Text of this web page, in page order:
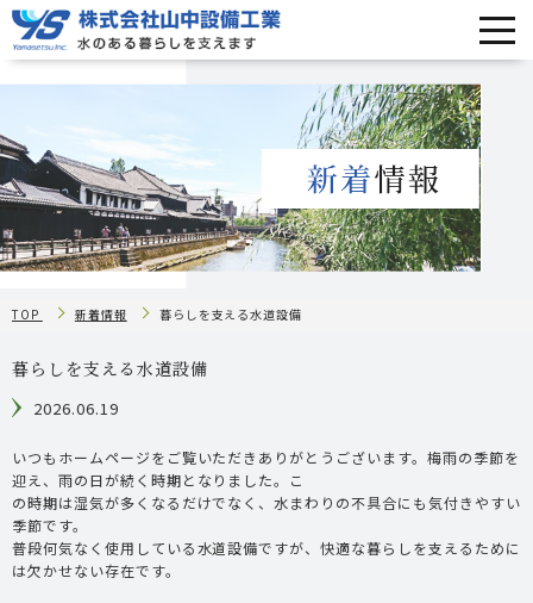
TOP 新着情報 暮らしを支える水道設備
暮らしを支える水道設備
2026.06.19
いつもホームページをご覧いただきありがとうございます。梅雨の季節を
迎え、雨の日が続く時期となりました。こ
の時期は湿気が多くなるだけでなく、水まわりの不具合にも気付きやすい
季節です。
普段何気なく使用している水道設備ですが、快適な暮らしを支えるために
は欠かせない存在です。